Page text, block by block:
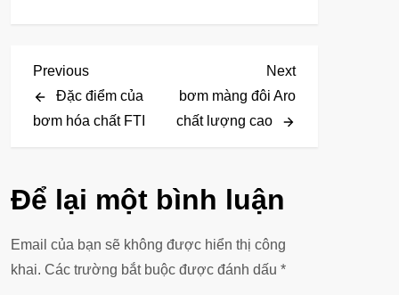
Đ
i
u
h
ư
Previous
Post
Previous
Đặc điểm của
bơm hóa chất FTI
Next
Post
Next
bơm màng đôi Aro
chất lượng cao
Để lại một bình luận
Email của bạn sẽ không được hiển thị công
khai. Các trường bắt buộc được đánh dấu *